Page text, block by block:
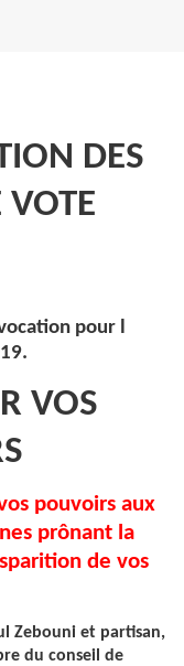
DES
VOTE
pour l
VOS
pouvoirs aux
prônant la
de vos
Zebouni et partisan,
du conseil de